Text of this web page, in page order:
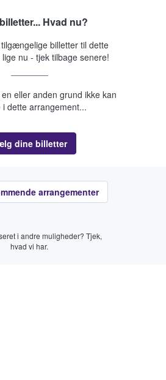
Hvad nu?
billetter til dette
nu - tjek tilbage senere!
eller anden grund ikke kan
i dette arrangement...
dine billetter
arrangementer
i andre muligheder? Tjek,
hvad vi har.